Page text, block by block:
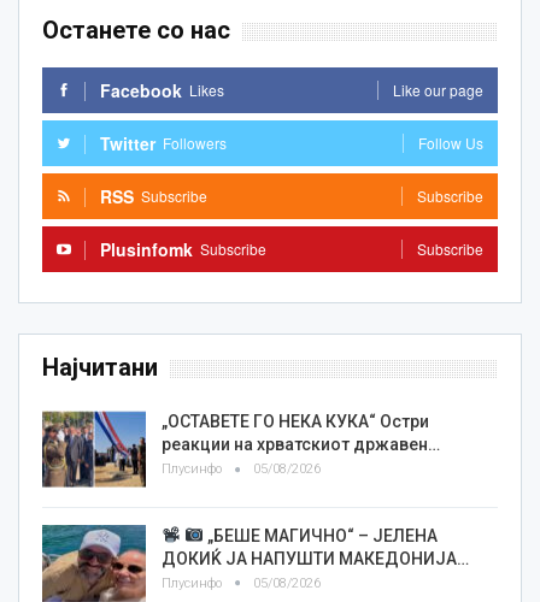
Останете со нас
Facebook Likes Like our page
Twitter Followers Follow Us
RSS Subscribe Subscribe
Plusinfomk Subscribe Subscribe
Најчитани
„ОСТАВЕТЕ ГО НЕКА КУКА“ Остри
реакции на хрватскиот државен…
Плусинфо 05/08/2026
„БЕШЕ МАГИЧНО“ – ЈЕЛЕНА
ДОКИЌ ЈА НАПУШТИ МАКЕДОНИЈА…
Плусинфо 05/08/2026